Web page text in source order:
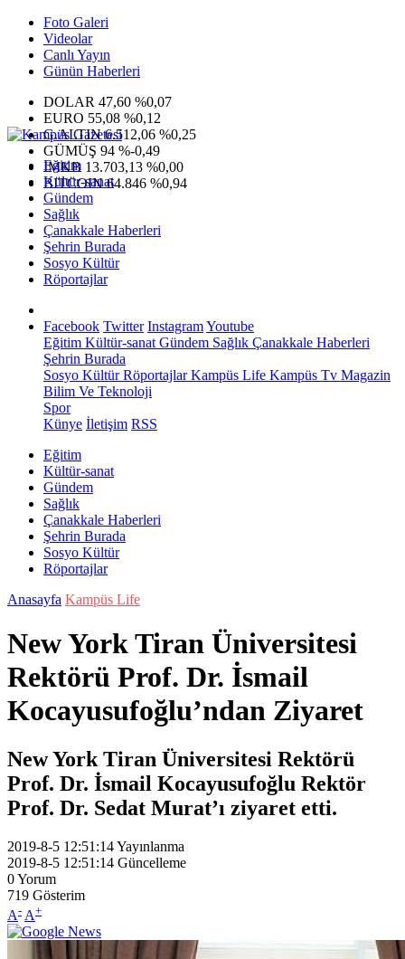
Foto Galeri
Videolar
Canlı Yayın
Günün Haberleri
DOLAR 47,60 %0,07
EURO 55,08 %0,12
G.ALTIN6.512,06 %0,25
GÜMÜŞ 94 %-0,49
IMKB 13.703,13 %0,00
BITCOIN64.846 %0,94
Eğitim
Kültür-sanat
Gündem
Sağlık
Çanakkale Haberleri
Şehrin Burada
Sosyo Kültür
Röportajlar
Facebook Twitter InstagramYoutube
Eğitim Kültür-sanat Gündem Sağlık Çanakkale Haberleri
Şehrin Burada
Sosyo KültürRöportajlarKampüs Life Kampüs Tv Magazin
Bilim Ve Teknoloji
Spor
Künye İletişim RSS
Eğitim
Kültür-sanat
Gündem
Sağlık
Çanakkale Haberleri
Şehrin Burada
Sosyo Kültür
Röportajlar
Anasayfa Kampüs Life
New York Tiran Üniversitesi
Rektörü Prof. Dr. İsmail
Kocayusufoğlu’ndan Ziyaret
New York Tiran Üniversitesi Rektörü
Prof. Dr. İsmail Kocayusufoğlu Rektör
Prof. Dr. Sedat Murat’ı ziyaret etti.
2019-8-5 12:51:14Yayınlanma
2019-8-5 12:51:14 Güncelleme
0Yorum
719 Gösterim
A- A+